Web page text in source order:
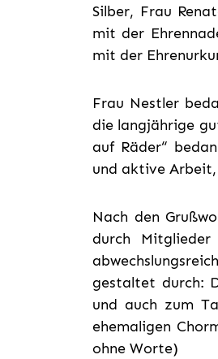
Silber, Frau
mit der
mit der
Frau Nestler
die langjährige
auf Räder“
und aktive
Nach den
durch
gestaltet durch:
und auch zum
ehemaligen
ohne Worte)